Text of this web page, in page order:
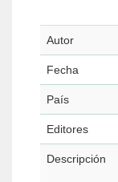
Autor
Fecha
País
Editores
Descripción